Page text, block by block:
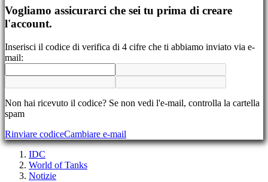
Cambia
lingua
AR
BS
DE
EL
EN
FI
FR
Vogliamo assicurarci che sei tu prima di creare
l'account.
Inserisci il codice di verifica di 4 cifre che ti abbiamo inviato via e-
mail:
Non hai ricevuto il codice? Se non vedi l'e-mail, controlla la cartella
spam
Rinviare codiceCambiare e-mail
IDC
World of Tanks
Notizie